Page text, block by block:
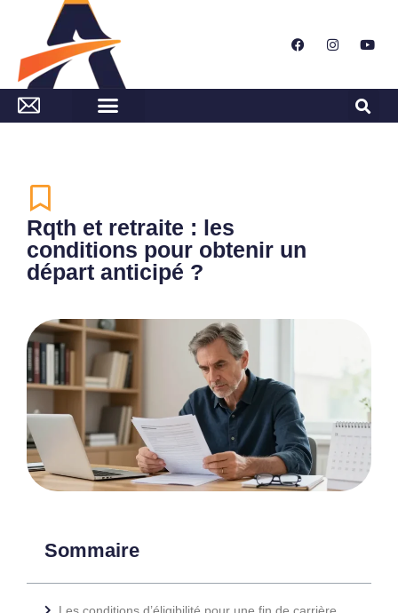
Rqth et retraite : les
conditions pour obtenir un
départ anticipé ?
Sommaire